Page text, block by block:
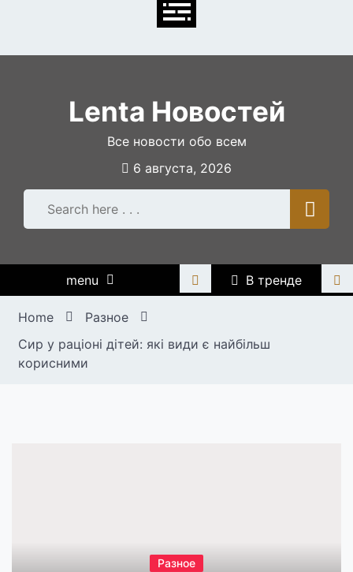
Lenta Новостей
Все новости обо всем
6 августа, 2026
menu В тренде
Home
Разное
Сир у раціоні дітей: які види є найбільш
корисними
Разное